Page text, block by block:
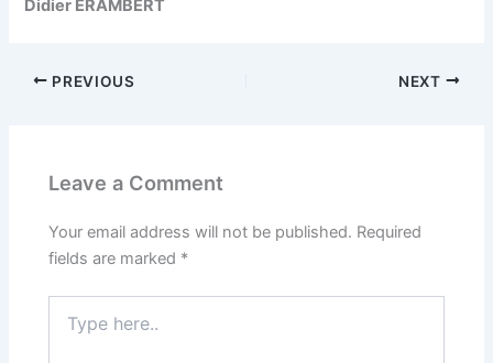
Didier ERAMBERT
PREVIOUS NEXT
Leave a Comment
Your email address will not be published. Required
fields are marked *
here..